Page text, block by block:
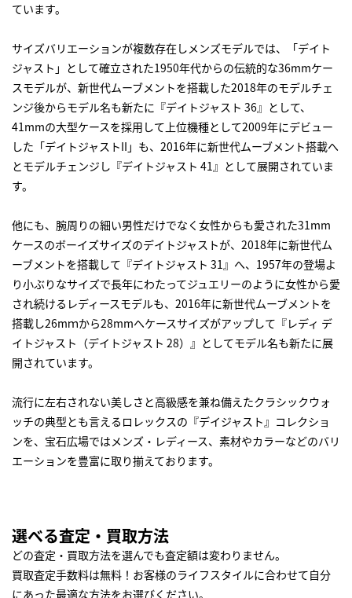
ています。
サイズバリエーションが複数存在しメンズモデルでは、「デイト
ジャスト」として確立された1950年代からの伝統的な36mmケー
スモデルが、新世代ムーブメントを搭載した2018年のモデルチェ
ンジ後からモデル名も新たに『デイトジャスト 36』として、
41mmの大型ケースを採用して上位機種として2009年にデビュー
した「デイトジャストII」も、2016年に新世代ムーブメント搭載へ
とモデルチェンジし『デイトジャスト 41』として展開されていま
す。
他にも、腕周りの細い男性だけでなく女性からも愛された31mm
ケースのボーイズサイズのデイトジャストが、2018年に新世代ム
ーブメントを搭載して『デイトジャスト 31』へ、1957年の登場よ
り小ぶりなサイズで長年にわたってジュエリーのように女性から愛
され続けるレディースモデルも、2016年に新世代ムーブメントを
搭載し26mｍから28mmへケースサイズがアップして『レディ デ
イトジャスト（デイトジャスト 28）』としてモデル名も新たに展
開されています。
流行に左右されない美しさと高級感を兼ね備えたクラシックウォ
ッチの典型とも言えるロレックスの『デイジャスト』コレクショ
ンを、宝石広場ではメンズ・レディース、素材やカラーなどのバリ
エーションを豊富に取り揃えております。
選べる査定・買取方法
どの査定・買取方法を選んでも査定額は変わりません。
買取査定手数料は無料！お客様のライフスタイルに合わせて自分
にあった最適な方法をお選びください。